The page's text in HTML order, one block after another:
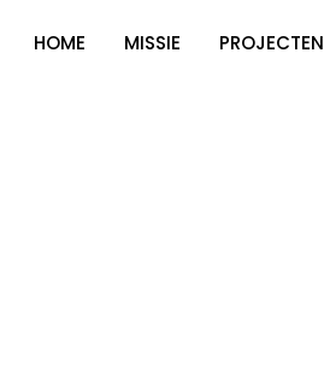
HOME MISSIE PROJECTEN